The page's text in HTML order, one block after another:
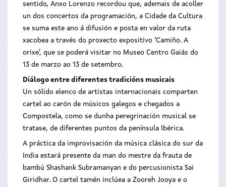
sentido, Anxo Lorenzo recordou que, ademais de acoller
un dos concertos da programación, a Cidade da Cultura
se suma este ano á difusión e posta en valor da ruta
xacobea a través do proxecto expositivo ‘Camiño. A
orixe’, que se poderá visitar no Museo Centro Gaiás do
13 de marzo ao 13 de setembro.
Diálogo entre diferentes tradicións musicais
Un sólido elenco de artistas internacionais comparten
cartel ao carón de músicos galegos e chegados a
Compostela, como se dunha peregrinación musical se
tratase, de diferentes puntos da península Ibérica.
A práctica da improvisación da música clásica do sur da
India estará presente da man do mestre da frauta de
bambú Shashank Subramanyan e do percusionista Sai
Giridhar. O cartel tamén inclúea a Zooreh Jooya e o